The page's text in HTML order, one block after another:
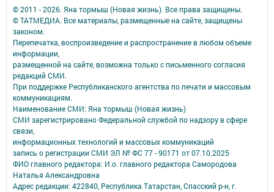
© 2011 - 2026. Яна тормыш (Новая жизнь). Все права защищены.
© ТАТМЕДИА. Все материалы, размещенные на сайте, защищены
законом.
Перепечатка, воспроизведение и распространение в любом объеме
информации,
размещенной на сайте, возможна только с письменного согласия
редакций СМИ.
При поддержке Республиканского агентства по печати и массовым
коммуникациям.
Наименование СМИ: Яна тормыш (Новая жизнь)
СМИ зарегистрировано Федеральной службой по надзору в сфере
связи,
информационных технологий и массовых коммуникаций
запись о регистрации СМИ ЭЛ № ФС 77 - 90171 от 07.10.2025
ФИО главного редактора: И.о. главного редактора Самородова
Наталья Александровна
Адрес редакции: 422840, Республика Татарстан, Спасский р-н, г.